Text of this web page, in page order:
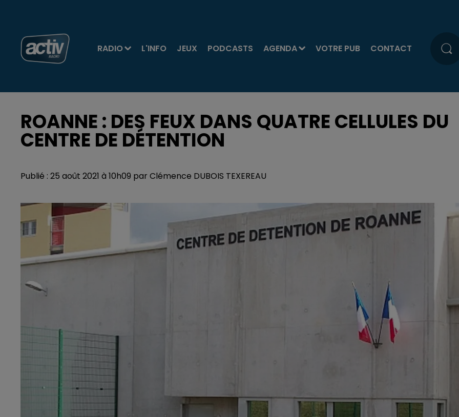
RADIO L'INFO JEUX PODCASTS AGENDA VOTRE PUB CONTACT
ROANNE : DES FEUX DANS QUATRE CELLULES DU
CENTRE DE DÉTENTION
Publié : 25 août 2021 à 10h09 par Clémence DUBOIS TEXEREAU